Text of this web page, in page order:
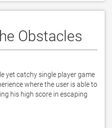
Obstacles
yet catchy single player game
where the user is able to
his high score in escaping